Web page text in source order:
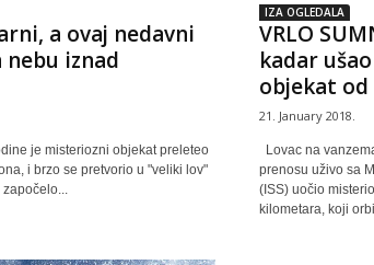
a ovaj nedavni
iznad
je misteriozni objekat preleteo
i brzo se pretvorio u "veliki lov"
započelo...
IZA OGLEDALA
VRLO
kadar
objekat od
21. January 2018.
Lovac na
prenosu uživo sa
(ISS) uočio
kilometara, koji